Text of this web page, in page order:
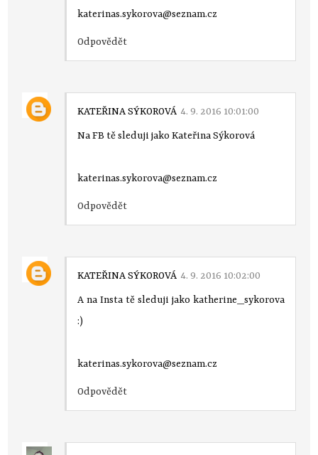
katerinas.sykorova@seznam.cz
Odpovědět
KATEŘINA SÝKOROVÁ 4. 9. 2016 10:01:00
Na FB tě sleduji jako Kateřina Sýkorová
katerinas.sykorova@seznam.cz
Odpovědět
KATEŘINA SÝKOROVÁ 4. 9. 2016 10:02:00
A na Insta tě sleduji jako katherine_sykorova
:)
katerinas.sykorova@seznam.cz
Odpovědět